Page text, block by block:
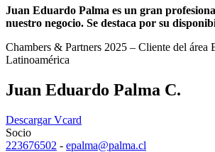
Juan Eduardo Palma es un gran
nuestro negocio. Se destaca por su
Chambers & Partners 2025 – Cliente del área
Latinoamérica
Juan Eduardo Palma C.
Descargar Vcard
Socio
223676502 - epalma@palma.cl